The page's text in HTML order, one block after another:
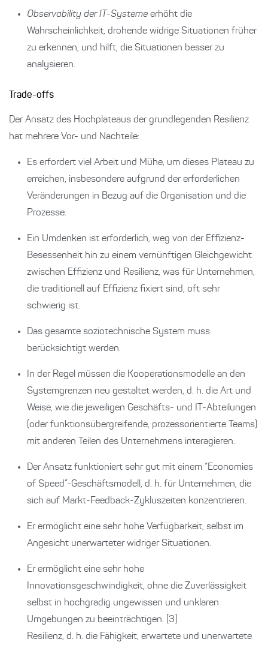
Observability der IT-Systemeerhöht die
Wahrscheinlichkeit, drohende widrige Situationen früher
zu erkennen, und hilft, die Situationen besser zu
analysieren.
Trade-offs
Der Ansatz des Hochplateaus der grundlegenden Resilienz
hat mehrere Vor- und Nachteile:
Es erfordert viel Arbeit und Mühe, um dieses Plateau zu
erreichen, insbesondere aufgrund der erforderlichen
Veränderungen in Bezug auf die Organisation und die
Prozesse.
Ein Umdenken ist erforderlich, weg von der Effizienz-
Besessenheit hin zu einem vernünftigen Gleichgewicht
zwischen Effizienz und Resilienz, was für Unternehmen,
die traditionell auf Effizienz fixiert sind, oft sehr
schwierig ist.
Das gesamte soziotechnische System muss
berücksichtigt werden.
In der Regel müssen die Kooperationsmodelle an den
Systemgrenzen neu gestaltet werden, d. h. die Art und
Weise, wie die jeweiligen Geschäfts- und IT-Abteilungen
(oder funktionsübergreifende, prozessorientierte Teams)
mit anderen Teilen des Unternehmens interagieren.
Der Ansatz funktioniert sehr gut mit einem “Economies
of Speed”-Geschäftsmodell, d. h. für Unternehmen, die
sich auf Markt-Feedback-Zykluszeiten konzentrieren.
Er ermöglicht eine sehr hohe Verfügbarkeit, selbst im
Angesicht unerwarteter widriger Situationen.
Er ermöglicht eine sehr hohe
Innovationsgeschwindigkeit, ohne die Zuverlässigkeit
selbst in hochgradig ungewissen und unklaren
Umgebungen zu beeinträchtigen. [3]
Resilienz, d. h. die Fähigkeit, erwartete und unerwartete